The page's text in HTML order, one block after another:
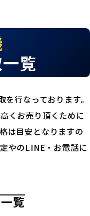
覧
行なっております。
くお売り頂くために
は目安となりますの
やのLINE・お電話に
覧